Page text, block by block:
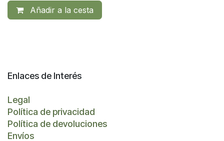
Añadir a la cesta
Enlaces de Interés
Legal
Política de privacidad
Política de devoluciones
Envíos